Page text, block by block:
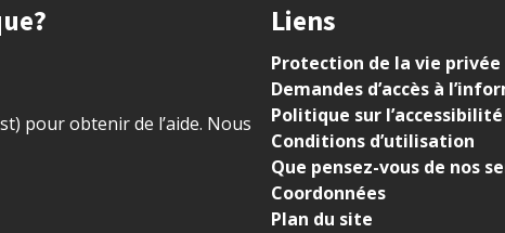
pour obtenir de l’aide. Nous
Liens
Protection de la vie privée
Demandes d’accès à
Politique sur l’accessibilité
Conditions d’utilisation
Que pensez-vous de nos
Coordonnées
Plan du site